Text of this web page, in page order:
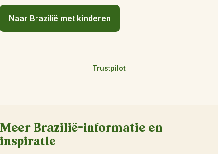
Naar Brazilië met kinderen
Trustpilot
Meer Brazilië-informatie en
inspiratie